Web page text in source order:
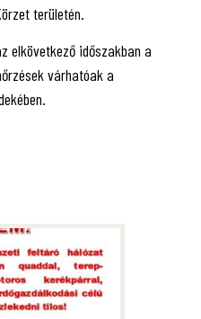
területén.
elkövetkező időszakban a
várhatóak a